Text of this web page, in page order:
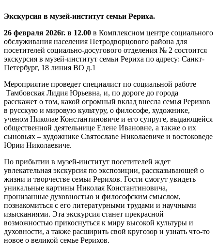
Экскурсия в музей-институт семьи Рериха.
26 февраля 2026г. в 12.00 в Комплексном центре социального
обслуживания населения Петродворцового района для
посетителей социально-досугового отделения № 2 состоится
экскурсия в музей-институт семьи Рериха по адресу: Санкт-
Петербург, 18 линия ВО д.1
Мероприятие проведет специалист по социальной работе
Тамбовская Лидия Юрьевна, и, по дороге до города
расскажет о том, какой огромный вклад внесла семья Рерихов
в русскую и мировую культуру, о философе, художнике,
ученом Николае Константиновиче и его супруге, выдающейся
общественной деятельнице Елене Ивановне, а также о их
сыновьях – художнике Святославе Николаевиче и востоковеде
Юрии Николаевиче.
По прибытии в музей-институт посетителей ждет
увлекательная экскурсия по экспозиции, рассказывающей о
жизни и творчестве семьи Рерихов. Гости смогут увидеть
уникальные картины Николая Константиновича,
пронизанные духовностью и философским смыслом,
познакомиться с его литературными трудами и научными
изысканиями. Эта экскурсия станет прекрасной
возможностью прикоснуться к миру высокой культуры и
духовности, а также расширить свой кругозор и узнать что-то
новое о великой семье Рерихов.